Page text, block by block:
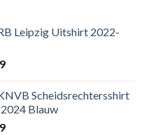
Leipzig Uitshirt 2022-
Scheidsrechtersshirt
Blauw